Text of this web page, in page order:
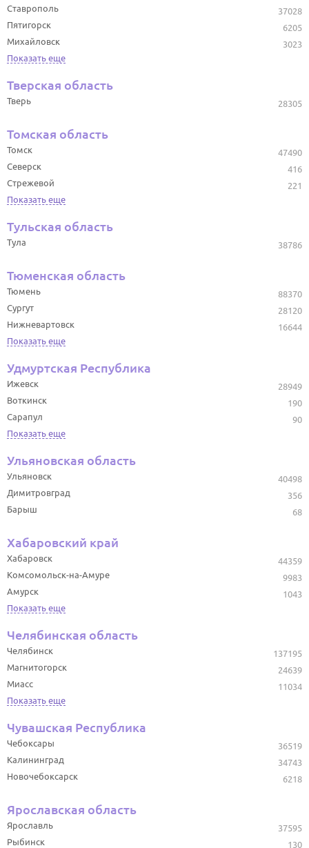
37028
Ставрополь
6205
Пятигорск
3023
Михайловск
Показать еще
Тверская область
28305
Тверь
Томская область
47490
Томск
416
Северск
221
Стрежевой
Показать еще
Тульская область
38786
Тула
Тюменская область
88370
Тюмень
28120
Сургут
16644
Нижневартовск
Показать еще
Удмуртская Республика
28949
Ижевск
190
Воткинск
90
Сарапул
Показать еще
Ульяновская область
40498
Ульяновск
356
Димитровград
68
Барыш
Хабаровский край
44359
Хабаровск
9983
Комсомольск-на-Амуре
1043
Амурск
Показать еще
Челябинская область
137195
Челябинск
24639
Магнитогорск
11034
Миасс
Показать еще
Чувашская Республика
36519
Чебоксары
34743
Калининград
6218
Новочебоксарск
Ярославская область
37595
Ярославль
130
Рыбинск